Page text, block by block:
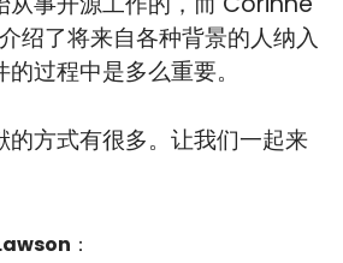
绍了将来自各种背景的人纳入
过程中是多么重要。
的方式有很多。让我们一起来
：